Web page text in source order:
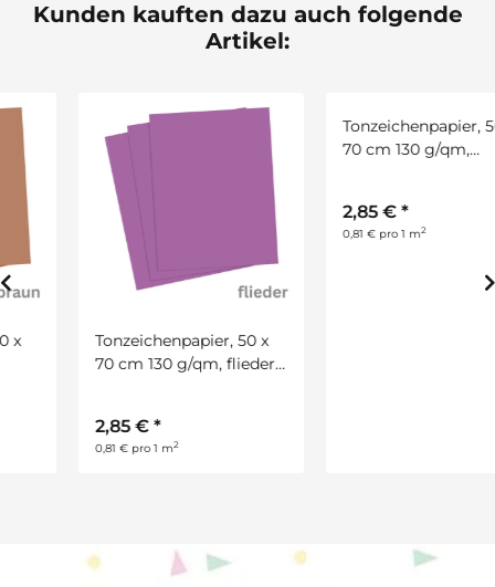
Kunden kauften dazu auch folgende
Artikel:
Tonzeichenpapier, 50 x
70 cm 130 g/qm, flieder,
0,81 € pro 1 m2
70 cm 130 g/qm,